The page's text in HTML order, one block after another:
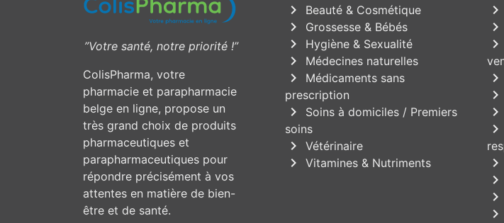
”Votre santé, notre priorité !”
ColisPharma, votre
pharmacie et parapharmacie
belge en ligne, propose un
très grand choix de produits
pharmaceutiques et
parapharmaceutiques pour
répondre précisément à vos
attentes en matière de bien-
être et de santé.
chevron_right Beauté & Cosmétique
chevron_right Grossesse & Bébés
chevron_right Hygiène & Sexualité
chevron_right Médecines naturelles
chevron_right
Médicaments sans
prescription
chevron_right
Soins à domiciles / Premiers
soins
chevron_right Vétérinaire
chevron_right Vitamines & Nutriments
chevron_right
chevron_right
chevron_right
chevron_right
chevron_right
chevron_right
chevron_right
chevron_right
chevron_right
chevron_right
chevron_right